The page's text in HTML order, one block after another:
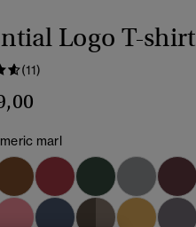
Logo T-shirt
(11)
marl